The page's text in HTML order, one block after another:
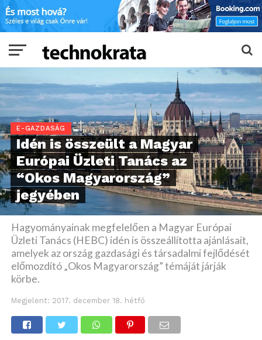
E-GAZDASÁG
Idén is összeült a Magyar
Európai Üzleti Tanács az
“Okos Magyarország”
jegyében
Hagyományainak megfelelően a Magyar Európai
Üzleti Tanács (HEBC) idén is összeállította ajánlásait,
amelyek az ország gazdasági és társadalmi fejlődését
előmozdító „Okos Magyarország” témáját járják
körbe.
Megjelent: 2017. december 18. hétfő